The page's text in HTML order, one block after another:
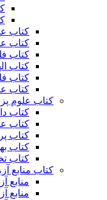
کتاب
کتاب
کتاب
کتاب
کتاب
کتاب
کتاب علوم
کتاب
کتاب
کتاب
کتاب
کتاب
کتاب منابع
منابع
منابع